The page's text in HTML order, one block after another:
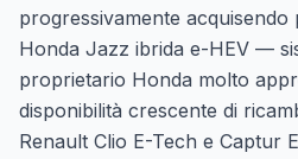
progressivamente acquisendo
Honda Jazz ibrida e-HEV —
proprietario Honda molto
disponibilità crescente di
Renault Clio E-Tech e Captur